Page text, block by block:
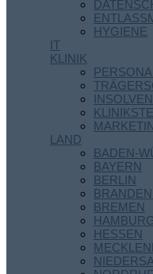
HYGIENE
IT
KLINIK
LAND
BADEN-
BAYERN
BERLIN
BREMEN
HAMBURG
HESSEN